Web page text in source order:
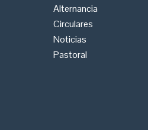
Alternancia
Circulares
Noticias
Pastoral